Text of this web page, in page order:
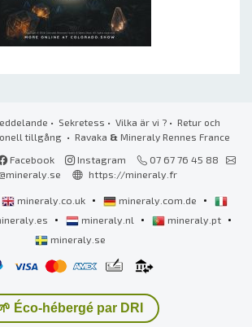
• Sekretess • Vilka är vi ?• Retur och
tillgång • Ravaka & Mineraly Rennes France
Facebook Instagram
07 67 76 45 88
https://mineraly.fr
mineraly.co.uk • mineraly.com.de •
• mineraly.nl • mineraly.pt •
mineraly.se
Éco-hébergé par DRI